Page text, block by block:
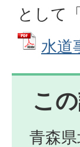
として
水道
こ
青森